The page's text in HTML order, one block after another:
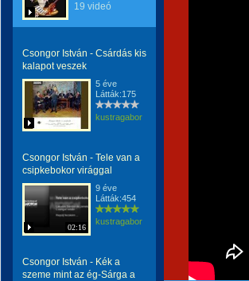
19 videó
Csongor István - Csárdás kis
kalapot veszek
5 éve
Látták:175
kustragabor
Csongor István - Tele van a
csipkebokor virággal
02:16
9 éve
Látták:454
kustragabor
Csongor István - Kék a
szeme mint az ég-Sárga a